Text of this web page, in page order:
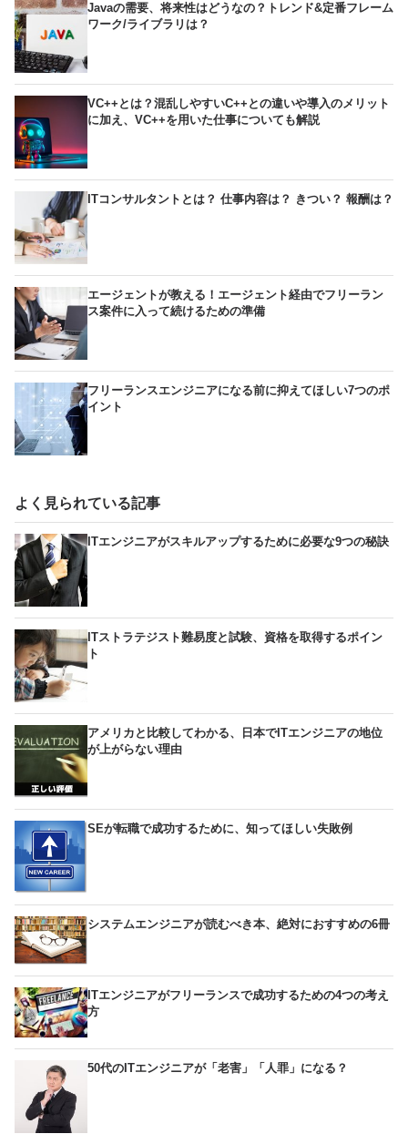
Javaの需要、将来性はどうなの？トレンド&定番フレーム
ワーク/ライブラリは？
VC++とは？混乱しやすいC++との違いや導入のメリット
に加え、VC++を用いた仕事についても解説
ITコンサルタントとは？ 仕事内容は？ きつい？ 報酬は？
エージェントが教える！エージェント経由でフリーラン
ス案件に入って続けるための準備
フリーランスエンジニアになる前に抑えてほしい7つのポ
イント
よく見られている記事
ITエンジニアがスキルアップするために必要な9つの秘訣
ITストラテジスト難易度と試験、資格を取得するポイン
ト
アメリカと比較してわかる、日本でITエンジニアの地位
が上がらない理由
SEが転職で成功するために、知ってほしい失敗例
システムエンジニアが読むべき本、絶対におすすめの6冊
ITエンジニアがフリーランスで成功するための4つの考え
方
50代のITエンジニアが「老害」「人罪」になる？